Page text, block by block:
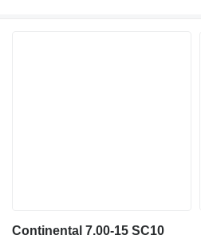
Continental 7.00-15 SC10